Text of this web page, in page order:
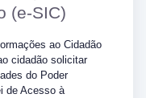
(e-SIC)
ao Cidadão
cidadão solicitar
do Poder
de Acesso à